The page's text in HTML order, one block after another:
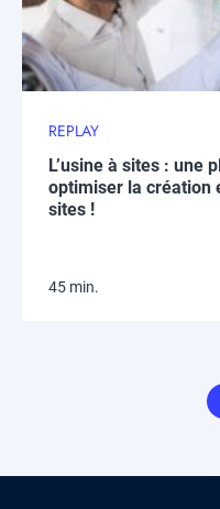
REPLAY
L’usine à sites : une
optimiser la création
sites !
45 min.